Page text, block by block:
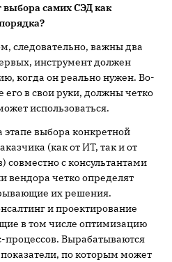
выбора самих СЭД как
следовательно, важны два
инструмент должен
когда он реально нужен. Во-
в свои руки, должны четко
использоваться.
этапе выбора конкретной
(как от ИТ, так и от
с консультантами
вендора четко определят
их решения.
и проектирование
в том числе оптимизацию
процессов. Вырабатываются
по которым может